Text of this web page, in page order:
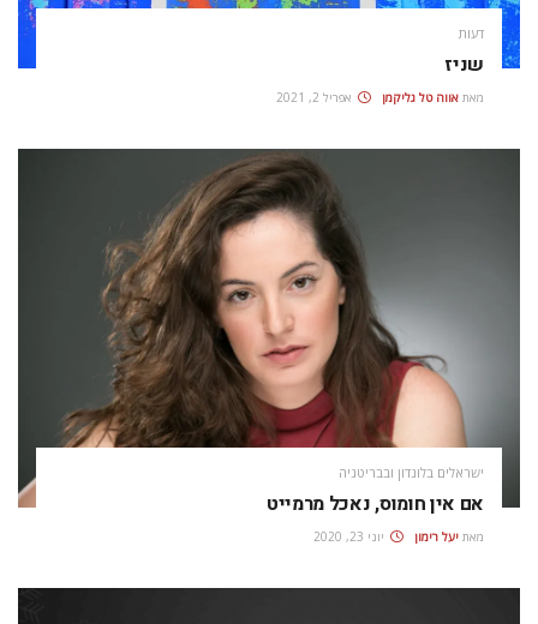
דעות
שניז
מאת אווה טל גליקמן אפריל 2, 2021
ישראלים בלונדון ובבריטניה
אם אין חומוס, נאכל מרמייט
מאת יעל רימון יוני 23, 2020